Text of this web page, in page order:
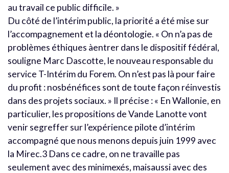
au travail ce public difficile. »
Du côté de l’intérim public, la priorité a été mise sur
l’accompagnement et la déontologie. « On n’a pas de
problèmes éthiques àentrer dans le dispositif fédéral,
souligne Marc Dascotte, le nouveau responsable du
service T-Intérim du Forem. On n’est pas là pour faire
du profit : nosbénéfices sont de toute façon réinvestis
dans des projets sociaux. » Il précise : « En Wallonie, en
particulier, les propositions de Vande Lanotte vont
venir segreffer sur l’expérience pilote d’intérim
accompagné que nous menons depuis juin 1999 avec
la Mirec.3 Dans ce cadre, on ne travaille pas
seulement avec des minimexés, maisaussi avec des